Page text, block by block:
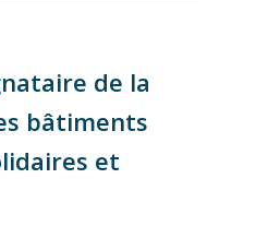
de la
bâtiments
et